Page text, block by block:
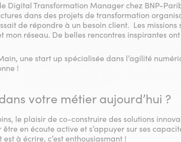
Digital Transformation Manager chez BNP-
dans des projets de transformation
de répondre à un besoin client. Les missions
mon réseau. De belles rencontres inspirantes
une start up spécialisée dans l’agilité
!
votre métier aujourd’hui ?
le plaisir de co-construire des solutions
en écoute active et s’appuyer sur ses
à écrire, c’est enthousiasmant !